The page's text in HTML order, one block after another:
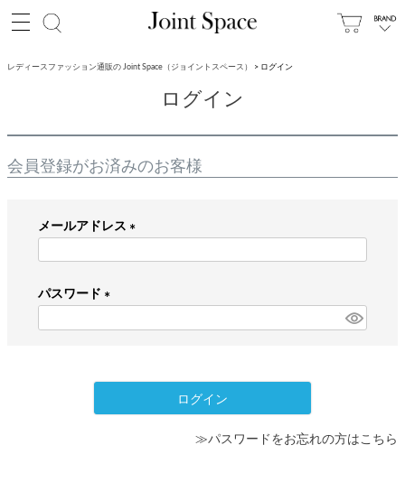
レディースファッション通販の Joint Space（ジョイントスペース） ログイン
ログイン
会員登録がお済みのお客様
メールアドレス
パスワード
ログイン
≫パスワードをお忘れの方はこちら